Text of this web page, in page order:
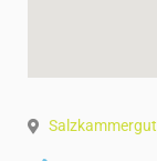
Salzkammergut